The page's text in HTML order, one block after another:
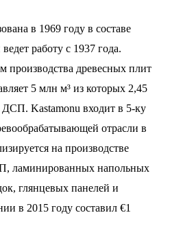
в 1969 году в составе
работу с 1937 года.
производства древесных плит
5 млн м³ из которых 2,45
Kastamonu входит в 5-ку
отрасли в
на производстве
ламинированных напольных
глянцевых панелей и
в 2015 году составил €1